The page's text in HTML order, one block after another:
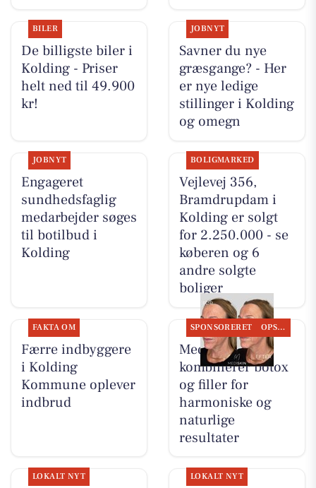
BILER
De billigste biler i
Kolding - Priser
helt ned til 49.900
kr!
JOBNYT
Savner du nye
græsgange? - Her
er nye ledige
stillinger i Kolding
og omegn
JOBNYT
Engageret
sundhedsfaglig
medarbejder søges
til botilbud i
Kolding
BOLIGMARKED
Vejlevej 356,
Bramdrupdam i
Kolding er solgt
for 2.250.000 - se
køberen og 6
andre solgte
boliger
FAKTA OM
Færre indbyggere
i Kolding
Kommune oplever
indbrud
SPONSORERET OPSLAGSTAVLEN
MediSkin
kombinerer botox
og filler for
harmoniske og
naturlige
resultater
LOKALT NYT LOKALT NYT